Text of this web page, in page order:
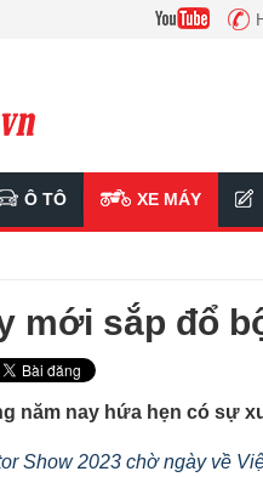
Ô TÔ XE MÁY
mới sắp đổ
năm nay hứa hẹn có sự
Show 2023 chờ ngày về